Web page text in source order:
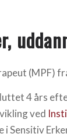
(MPF)
4 års
ved
i Sensitiv